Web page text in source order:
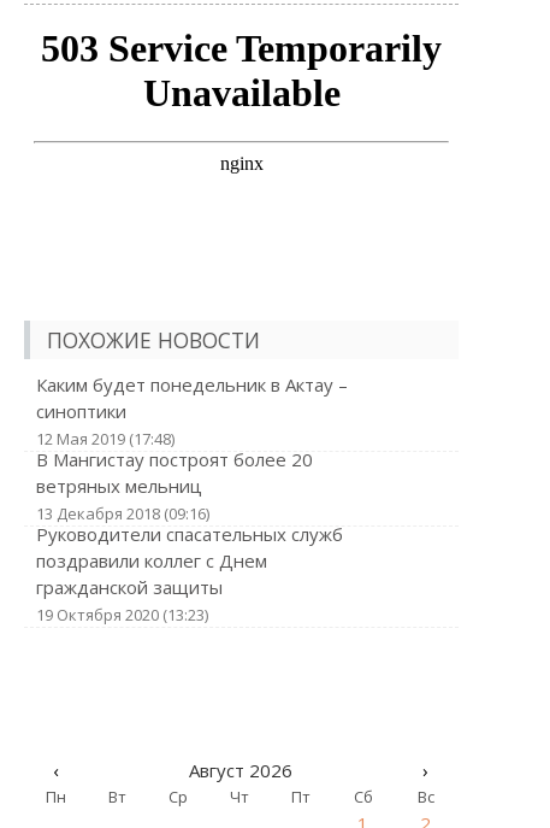
ПОХОЖИЕ НОВОСТИ
Каким будет понедельник в Актау –
синоптики
12 Мая 2019 (17:48)
В Мангистау построят более 20
ветряных мельниц
13 Декабря 2018 (09:16)
Руководители спасательных служб
поздравили коллег с Днем
гражданской защиты
19 Октября 2020 (13:23)
‹ Август 2026 ›
Пн Вт Ср Чт Пт Сб Вс
1
2